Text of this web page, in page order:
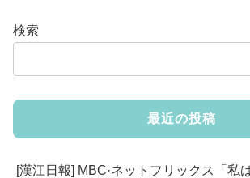
検索
最近の投稿
[漢江日報] MBC·ネットフリックス「私